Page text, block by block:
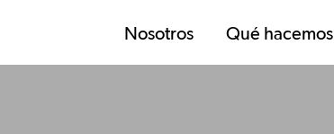
Nosotros Qué hacemos